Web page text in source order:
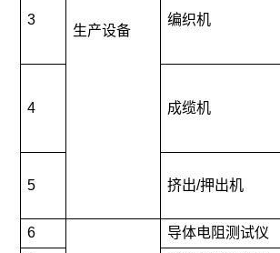
生产设备
3 编织机
4 成缆机
5 挤出/押出机
6
导体电阻测试仪